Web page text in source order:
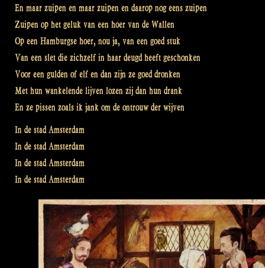
En maar zuipen en maar zuipen en daarop nog eens zuipen
Zuipen op het geluk van een hoer van de Wallen
Op een Hamburgse hoer, nou ja, van een goed stuk
Van een slet die zichzelf in haar deugd heeft geschonken
Voor een gulden of elf en dan zijn ze goed dronken
Met hun wankelende lijven lozen zij dan hun drank
En ze pissen zoals ik jank om de ontrouw der wijven
In de stad Amsterdam
In de stad Amsterdam
In de stad Amsterdam
In de stad Amsterdam